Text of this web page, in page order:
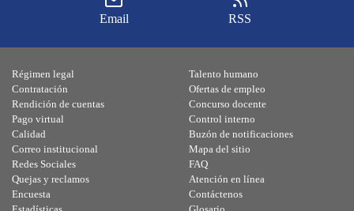
Email RSS
Régimen legal
Contratación
Rendición de cuentas
Pago virtual
Calidad
Talento humano
Ofertas de empleo
Concurso docente
Control interno
Buzón de notificaciones
Correo institucional
Redes Sociales
Quejas y reclamos
Encuesta
Mapa del sitio
FAQ
Atención en línea
Contáctenos